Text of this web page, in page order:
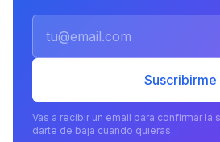
Suscribirme
Vas a recibir un email para confirmar la
darte de baja cuando quieras.